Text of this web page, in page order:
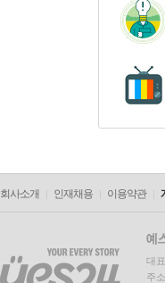
회사소개 인재채용 이용약관
대
주